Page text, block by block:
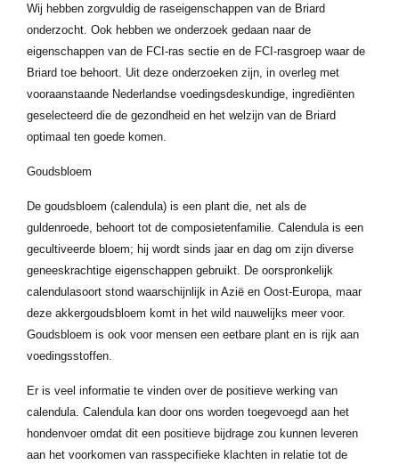
Wij hebben zorgvuldig de raseigenschappen van de Briard
onderzocht. Ook hebben we onderzoek gedaan naar de
eigenschappen van de FCI-ras sectie en de FCI-rasgroep waar de
Briard toe behoort. Uit deze onderzoeken zijn, in overleg met
vooraanstaande Nederlandse voedingsdeskundige, ingrediënten
geselecteerd die de gezondheid en het welzijn van de Briard
optimaal ten goede komen.
Goudsbloem
De goudsbloem (calendula) is een plant die, net als de
guldenroede, behoort tot de composietenfamilie. Calendula is een
gecultiveerde bloem; hij wordt sinds jaar en dag om zijn diverse
geneeskrachtige eigenschappen gebruikt. De oorspronkelijk
calendulasoort stond waarschijnlijk in Azië en Oost-Europa, maar
deze akkergoudsbloem komt in het wild nauwelijks meer voor.
Goudsbloem is ook voor mensen een eetbare plant en is rijk aan
voedingsstoffen.
Er is veel informatie te vinden over de positieve werking van
calendula. Calendula kan door ons worden toegevoegd aan het
hondenvoer omdat dit een positieve bijdrage zou kunnen leveren
aan het voorkomen van rasspecifieke klachten in relatie tot de